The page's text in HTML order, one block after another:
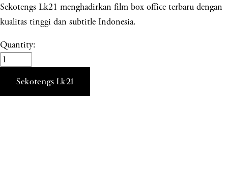
Sekotengs Lk21 menghadirkan film box office terbaru dengan
kualitas tinggi dan subtitle Indonesia.
Quantity:
Sekotengs Lk21